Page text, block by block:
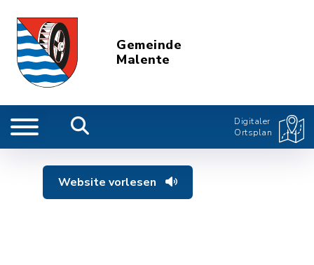
Gemeinde
Malente
Digitaler
Ortsplan
Website vorlesen